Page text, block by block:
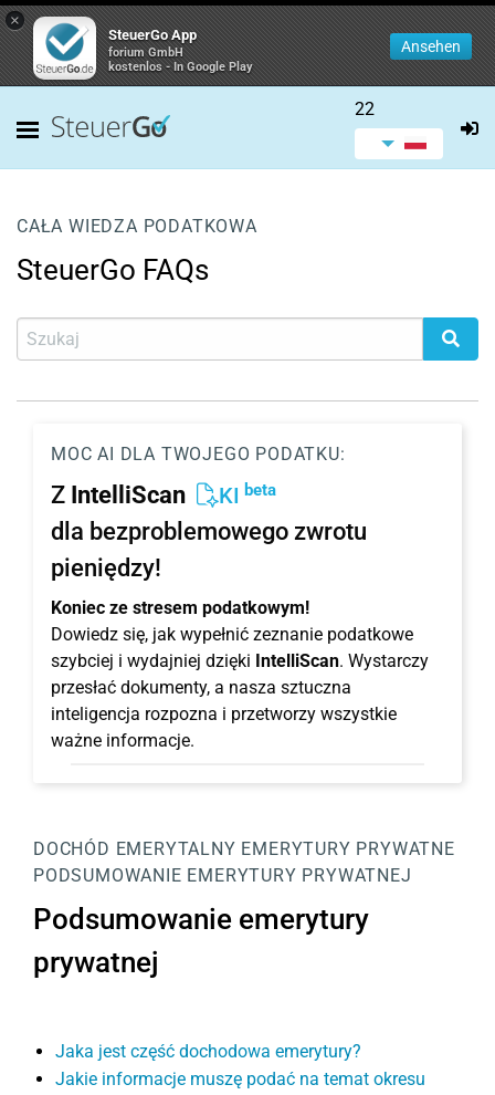
×
SteuerGo App
forium GmbH
kostenlos - In Google Play
Ansehen
22
CAŁA WIEDZA PODATKOWA
SteuerGo FAQs
MOC AI DLA TWOJEGO PODATKU:
Z IntelliScan KI beta
dla bezproblemowego zwrotu
pieniędzy!
Koniec ze stresem podatkowym!
Dowiedz się, jak wypełnić zeznanie podatkowe
szybciej i wydajniej dzięki IntelliScan. Wystarczy
przesłać dokumenty, a nasza sztuczna
inteligencja rozpozna i przetworzy wszystkie
ważne informacje.
DOCHÓD EMERYTALNY EMERYTURY PRYWATNE
PODSUMOWANIE EMERYTURY PRYWATNEJ
Podsumowanie emerytury
prywatnej
Jaka jest część dochodowa emerytury?
Jakie informacje muszę podać na temat okresu